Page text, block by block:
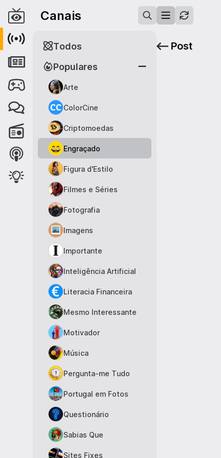
Canais
Populares
Arte
ColorCine
Criptomoedas
Engraçado
Figura d'Estilo
Filmes e Séries
Fotografia
Imagens
Importante
Inteligência Artificial
Literacia Financeira
Mesmo Interessante
Motivador
Música
Pergunta-me Tudo
Portugal em Fotos
Questionário
Sabias Que
Sites Fixes
Todos Post